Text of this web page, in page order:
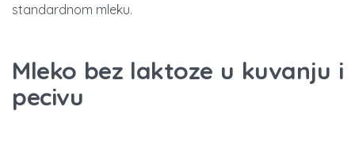
standardnom mleku.
Mleko bez laktoze u kuvanju i
pecivu